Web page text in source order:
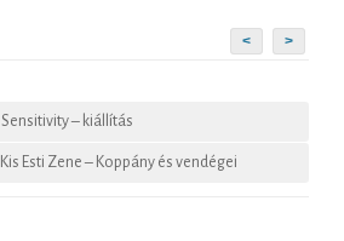
< >
Sensitivity – kiállítás
Kis Esti Zene – Koppány és vendégei